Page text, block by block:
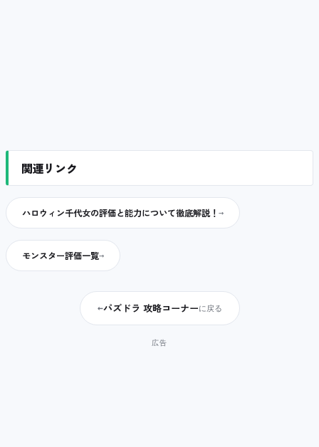
関連リンク
ハロウィン千代女の評価と能力について徹底解説！
モンスター評価一覧
←パズドラ 攻略コーナーに戻る